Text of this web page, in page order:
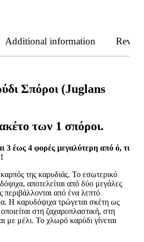
Additional information
Σπόροι (Juglans
των 1 σπόροι.
3 έως 4 φορές μεγαλύτερη από ό, τι
της καρυδιάς. Το εσωτερικό
αποτελείται από δύο μεγάλες
περιβάλλονται από ένα λεπτό
Η καρυδόψιχα τρώγεται σκέτη ως
στη ζαχαροπλαστική, στη
με μέλι. Το χλωρό καρύδι γίνεται